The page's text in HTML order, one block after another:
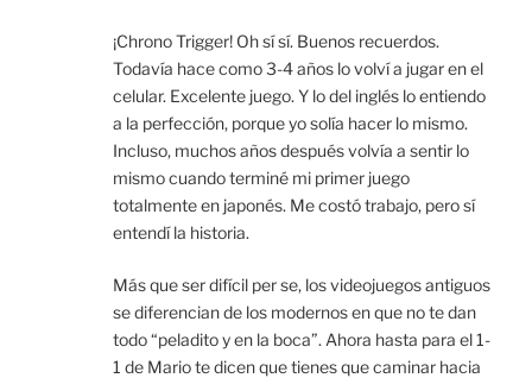
¡Chrono Trigger! Oh sí sí. Buenos recuerdos.
Todavía hace como 3-4 años lo volví a jugar en el
celular. Excelente juego. Y lo del inglés lo entiendo
a la perfección, porque yo solía hacer lo mismo.
Incluso, muchos años después volvía a sentir lo
mismo cuando terminé mi primer juego
totalmente en japonés. Me costó trabajo, pero sí
entendí la historia.
Más que ser difícil per se, los videojuegos antiguos
se diferencian de los modernos en que no te dan
todo “peladito y en la boca”. Ahora hasta para el 1-
1 de Mario te dicen que tienes que caminar hacia